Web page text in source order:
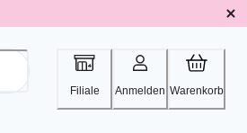
Filiale Anmelden Warenkorb